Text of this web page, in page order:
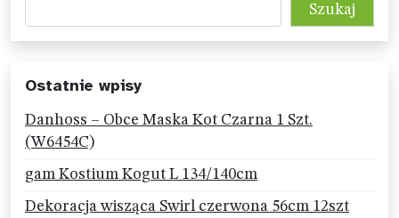
Szukaj
Ostatnie wpisy
Danhoss – Obce Maska Kot Czarna 1 Szt.
(W6454C)
gam Kostium Kogut L 134/140cm
Dekoracja wisząca Swirl czerwona 56cm 12szt